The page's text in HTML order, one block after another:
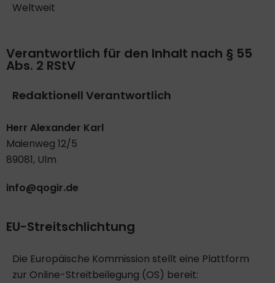
Weltweit
Verantwortlich für den Inhalt nach § 55
Abs. 2 RStV
Redaktionell Verantwortlich
Herr Alexander Karl
Maienweg 12/5
89081, Ulm
info@qogir.de
EU-Streitschlichtung
Die Europäische Kommission stellt eine Plattform
zur Online-Streitbeilegung (OS) bereit: